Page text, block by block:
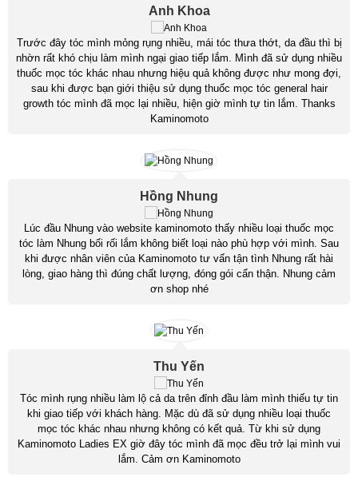
Anh Khoa
Trước đây tóc mình mỏng rụng nhiều, mái tóc thưa thớt, da đầu thì bị
nhờn rất khó chịu làm mình ngại giao tiếp lắm. Mình đã sử dụng nhiều
thuốc mọc tóc khác nhau nhưng hiệu quả không được như mong đợi,
sau khi được bạn giới thiệu sử dụng thuốc mọc tóc general hair
growth tóc mình đã mọc lại nhiều, hiện giờ mình tự tin lắm. Thanks
Kaminomoto
Hồng Nhung
Lúc đầu Nhung vào website kaminomoto thấy nhiều loại thuốc mọc
tóc làm Nhung bối rối lắm không biết loại nào phù hợp với mình. Sau
khi được nhân viên của Kaminomoto tư vấn tận tình Nhung rất hài
lòng, giao hàng thì đúng chất lượng, đóng gói cẩn thận. Nhung cảm
ơn shop nhé
Thu Yến
Tóc mình rụng nhiều làm lộ cả da trên đỉnh đầu làm mình thiếu tự tin
khi giao tiếp với khách hàng. Mặc dù đã sử dụng nhiều loại thuốc
mọc tóc khác nhau nhưng không có kết quả. Từ khi sử dụng
Kaminomoto Ladies EX giờ đây tóc mình đã mọc đều trở lại mình vui
lắm. Cảm ơn Kaminomoto